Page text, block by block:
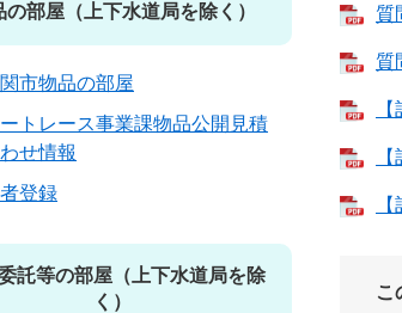
質
質
こ
の部屋（上下水道局を除く）
市物品の部屋
トレース事業課物品公開見積
せ情報
登録
託等の部屋（上下水道局を除
く）